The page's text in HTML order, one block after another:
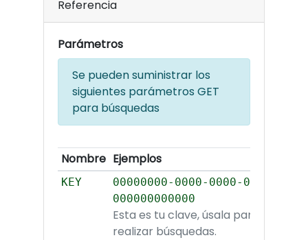
Referencia
Parámetros
Se pueden suministrar los
siguientes parámetros GET
para búsquedas
Nombre Ejemplos
KEY
00000000-0000-0000-0000-
000000000000
Esta es tu clave, úsala para
realizar búsquedas.